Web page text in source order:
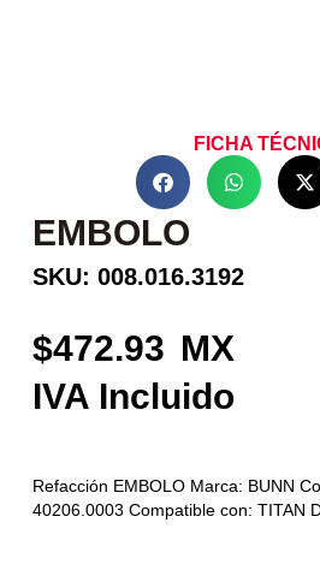
FICHA
EMBOLO
SKU: 008.016.3192
472.93
Refacción EMBOLO Marca: BUNN
40206.0003 Compatible con: TITAN